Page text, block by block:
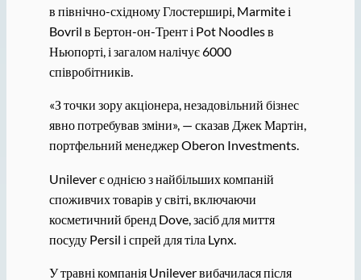
в північно-східному Глостерширі, Marmite і
Bovril в Бертон-он-Трент і Pot Noodles в
Ньюпорті, і загалом налічує 6000
співробітників.
«З точки зору акціонера, незадовільний бізнес
явно потребував зміни», — сказав Джек Мартін,
портфельний менеджер Oberon Investments.
Unilever є однією з найбільших компаній
споживчих товарів у світі, включаючи
косметичний бренд Dove, засіб для миття
посуду Persil і спрей для тіла Lynx.
У травні компанія Unilever вибачилася після